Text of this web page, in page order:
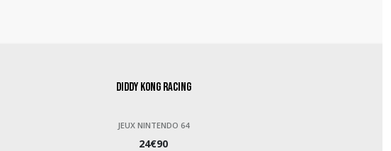
Diddy Kong Racing
JEUX NINTENDO 64
24€90